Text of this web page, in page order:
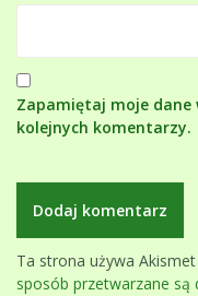
Zapamiętaj moje dane
kolejnych komentarzy.
Ta strona używa
sposób przetwarzane są